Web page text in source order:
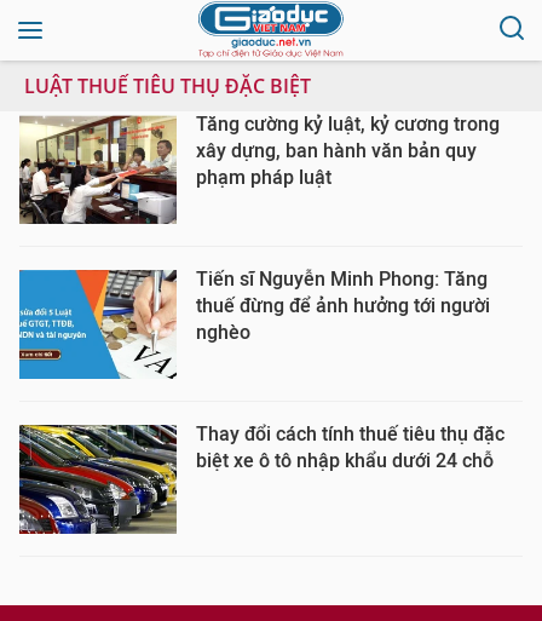
LUẬT THUẾ TIÊU THỤ ĐẶC BIỆT
Tăng cường kỷ luật, kỷ cương trong
xây dựng, ban hành văn bản quy
phạm pháp luật
Tiến sĩ Nguyễn Minh Phong: Tăng
thuế đừng để ảnh hưởng tới người
nghèo
Thay đổi cách tính thuế tiêu thụ đặc
biệt xe ô tô nhập khẩu dưới 24 chỗ